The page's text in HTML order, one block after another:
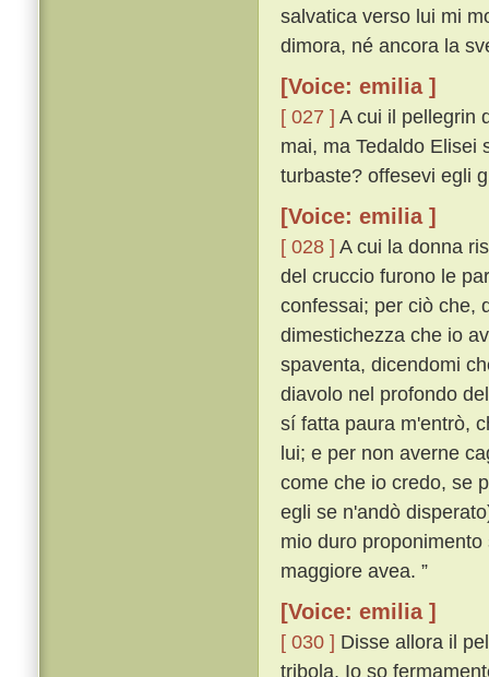
salvatica verso lui mi
dimora, né ancora la
[Voice: emilia ]
[ 027 ] A cui il pellegrin
mai, ma Tedaldo Elisei
turbaste? offesevi egli
[Voice: emilia ]
[ 028 ] A cui la donna
del cruccio furono le
confessai; per ciò che,
dimestichezza che io
spaventa, dicendomi
diavolo nel profondo
sí fatta paura m'entrò,
lui; e per non averne
come che io credo, se
egli se n'andò
mio duro
maggiore avea. ”
[Voice: emilia ]
[ 030 ] Disse allora il
tribola. Io so